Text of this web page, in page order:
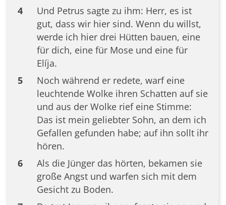
4
Und Petrus sagte zu ihm: Herr, es ist
gut, dass wir hier sind. Wenn du willst,
werde ich hier drei Hütten bauen, eine
für dich, eine für Mose und eine für
Elíja.
5
Noch während er redete, warf eine
leuchtende Wolke ihren Schatten auf sie
und aus der Wolke rief eine Stimme:
Das ist mein geliebter Sohn, an dem ich
Gefallen gefunden habe; auf ihn sollt ihr
hören.
6
Als die Jünger das hörten, bekamen sie
große Angst und warfen sich mit dem
Gesicht zu Boden.